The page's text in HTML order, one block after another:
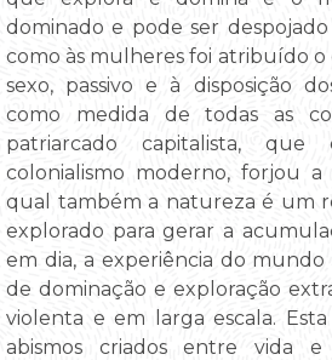
dominado e pode ser
como às mulheres foi atribuído
sexo, passivo e à disposição
como medida de todas as
patriarcado capitalista,
colonialismo moderno, forjou a
qual também a natureza é um
explorado para gerar a
em dia, a experiência do
de dominação e exploração
violenta e em larga escala.
abismos criados entre vida